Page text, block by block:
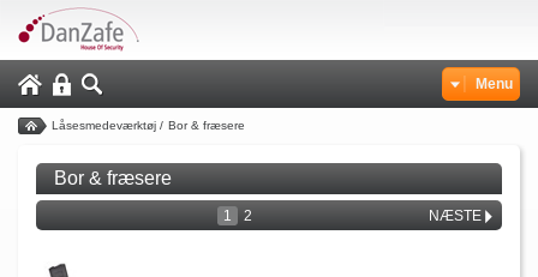
Menu
Låsesmedeværktøj / Bor & fræsere
Bor & fræsere
NÆSTE
1 2